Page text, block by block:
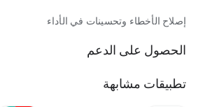
إصلاح الأخطاء وتحسينات في الأداء
الحصول على الدعم
تطبيقات مشابهة